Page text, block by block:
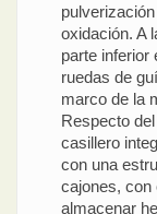
oxidación. A
parte inferior
ruedas de
marco de la
Respecto
casillero
con una
cajones, con
almacenar